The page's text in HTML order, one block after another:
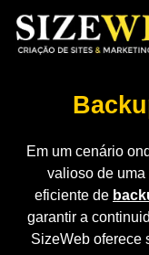
Em um cenário
valioso de uma
eficiente de
garantir a
SizeWeb oferece